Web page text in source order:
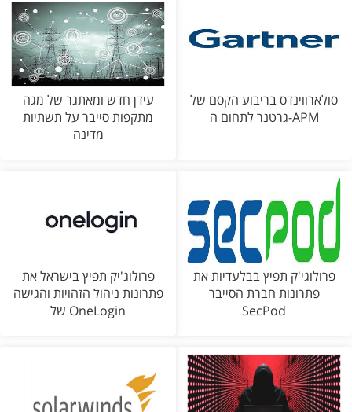
סולארווינדס בריבוע הקסם של
גרטנר לתחום ה-APM
עידן חדש ומאתגר של מגה
מתקפות סייבר על תשתיות
מדינה
פרולוגי'ק תפיץ בבלעדיות את
פתרונות חברת הסייבר
SecPod
פרולוג'יק תפיץ בישראל את
פתרונות ניהול הזהויות והגישה
של OneLogin